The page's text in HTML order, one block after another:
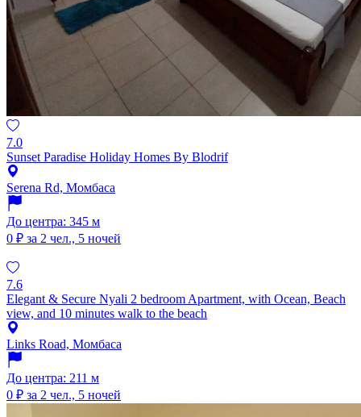
7.0
Sunset Paradise Holiday Homes By Blodrif
Serena Rd, Момбаса
До центра: 345 м
0 ₽ за 2 чел., 5 ночей
7.6
Elegant & Secure Nyali 2 bedroom Apartment, with Ocean, Beach
view, and 10 minutes walk to the beach
Links Road, Момбаса
До центра: 211 м
0 ₽ за 2 чел., 5 ночей